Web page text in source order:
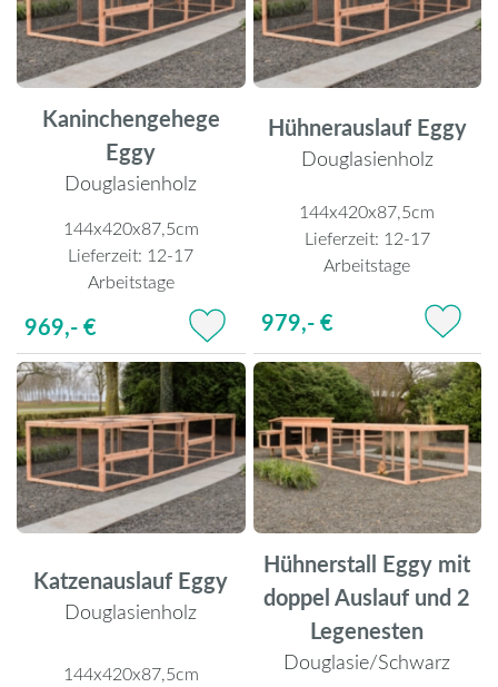
Kaninchengehege
Eggy
Douglasienholz
144x420x87,5cm
Lieferzeit: 12-17
Arbeitstage
969,- €
Hühnerauslauf Eggy
Douglasienholz
144x420x87,5cm
Lieferzeit: 12-17
Arbeitstage
979,- €
Katzenauslauf Eggy
Douglasienholz
144x420x87,5cm
Hühnerstall Eggy mit
doppel Auslauf und 2
Legenesten
Douglasie/Schwarz